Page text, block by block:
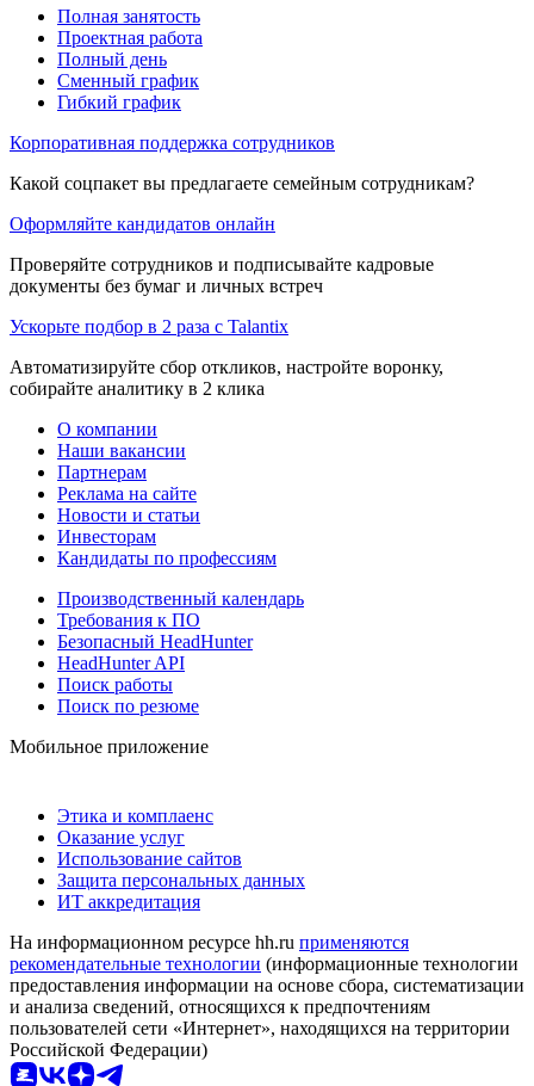
Полная занятость
Проектная работа
Полный день
Сменный график
Гибкий график
Корпоративная поддержка сотрудников
Какой соцпакет вы предлагаете семейным сотрудникам?
Оформляйте кандидатов онлайн
Проверяйте сотрудников и подписывайте кадровые
документы без бумаг и личных встреч
Ускорьте подбор в 2 раза с Talantix
Автоматизируйте сбор откликов, настройте воронку,
собирайте аналитику в 2 клика
О компании
Наши вакансии
Партнерам
Реклама на сайте
Новости и статьи
Инвесторам
Кандидаты по профессиям
Производственный календарь
Требования к ПО
Безопасный HeadHunter
HeadHunter API
Поиск работы
Поиск по резюме
Мобильное приложение
Этика и комплаенс
Оказание услуг
Использование сайтов
Защита персональных данных
ИТ аккредитация
На информационном ресурсе hh.ru применяются
рекомендательные технологии (информационные технологии
предоставления информации на основе сбора, систематизации
и анализа сведений, относящихся к предпочтениям
пользователей сети «Интернет», находящихся на территории
Российской Федерации)